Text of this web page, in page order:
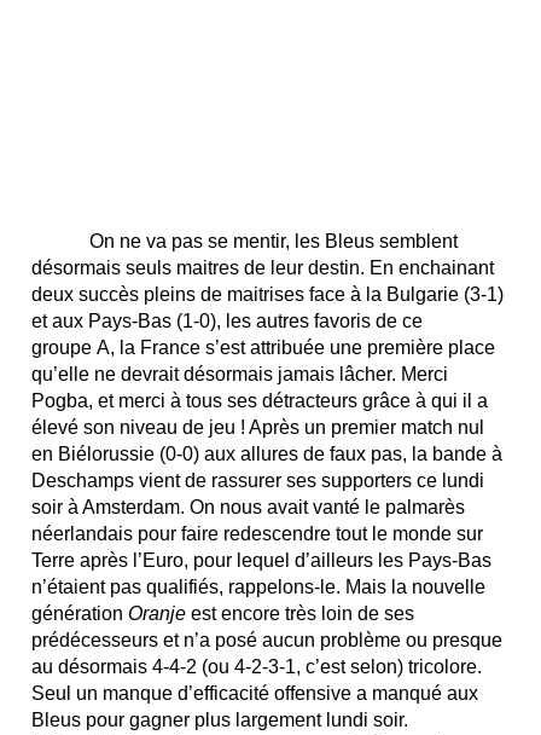
On ne va pas se mentir, les Bleus semblent
désormais seuls maitres de leur destin. En enchainant
deux succès pleins de maitrises face à la Bulgarie (3-1)
et aux Pays-Bas (1-0), les autres favoris de ce
groupe A, la France s’est attribuée une première place
qu’elle ne devrait désormais jamais lâcher. Merci
Pogba, et merci à tous ses détracteurs grâce à qui il a
élevé son niveau de jeu ! Après un premier match nul
en Biélorussie (0-0) aux allures de faux pas, la bande à
Deschamps vient de rassurer ses supporters ce lundi
soir à Amsterdam. On nous avait vanté le palmarès
néerlandais pour faire redescendre tout le monde sur
Terre après l’Euro, pour lequel d’ailleurs les Pays-Bas
n’étaient pas qualifiés, rappelons-le. Mais la nouvelle
générationOranje est encore très loin de ses
prédécesseurs et n’a posé aucun problème ou presque
au désormais 4-4-2 (ou 4-2-3-1, c’est selon) tricolore.
Seul un manque d’efficacité offensive a manqué aux
Bleus pour gagner plus largement lundi soir.